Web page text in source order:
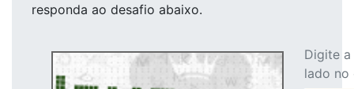
responda ao desafio abaixo.
Digite
lado no